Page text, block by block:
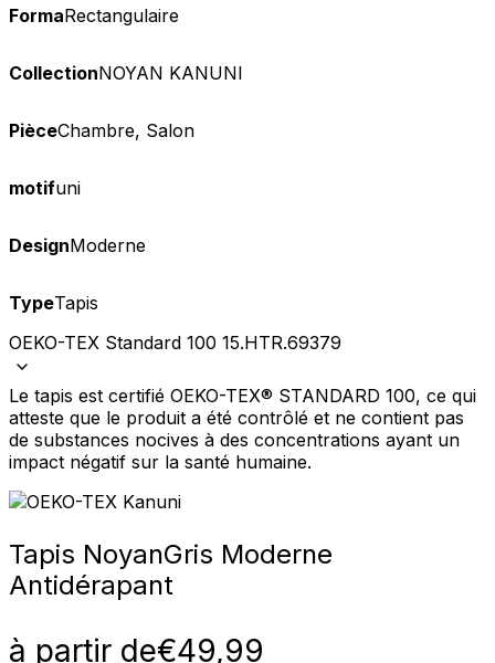
FormaRectangulaire
CollectionNOYAN KANUNI
PièceChambre, Salon
motifuni
DesignModerne
TypeTapis
OEKO-TEX Standard 100 15.HTR.69379
Le tapis est certifié OEKO-TEX® STANDARD 100, ce qui
atteste que le produit a été contrôlé et ne contient pas
de substances nocives à des concentrations ayant un
impact négatif sur la santé humaine.
Tapis NoyanGris Moderne
Antidérapant
à partir de€49,99